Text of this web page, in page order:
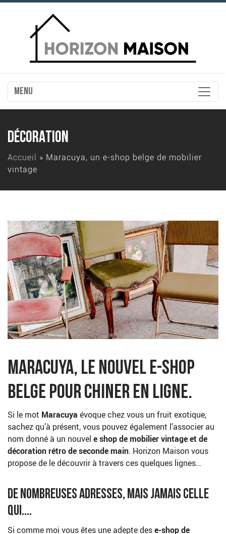
MENU
DÉCORATION
Accueil » Maracuya, un e-shop belge de mobilier
vintage
Maracuya, le nouvel e-shop
belge pour chiner en ligne.
Si le mot Maracuya évoque chez vous un fruit exotique,
sachez qu’à présent, vous pouvez également l’associer au
nom donné à un nouvel e shop de mobilier vintage et de
décoration rétro de seconde main. Horizon Maison vous
propose de le découvrir à travers ces quelques lignes…
De nombreuses adresses, mais jamais celle
qui....
Si comme moi vous êtes une adepte dese-shop de